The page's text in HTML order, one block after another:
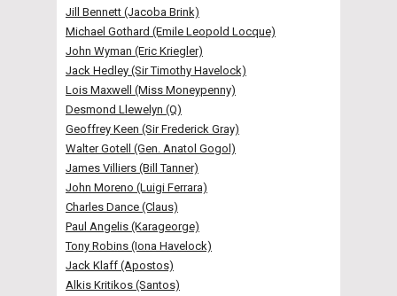
Jill Bennett (Jacoba Brink)
Michael Gothard (Emile Leopold Locque)
John Wyman (Eric Kriegler)
Jack Hedley (Sir Timothy Havelock)
Lois Maxwell (Miss Moneypenny)
Desmond Llewelyn (Q)
Geoffrey Keen (Sir Frederick Gray)
Walter Gotell (Gen. Anatol Gogol)
James Villiers (Bill Tanner)
John Moreno (Luigi Ferrara)
Charles Dance (Claus)
Paul Angelis (Karageorge)
Tony Robins (Iona Havelock)
Jack Klaff (Apostos)
Alkis Kritikos (Santos)